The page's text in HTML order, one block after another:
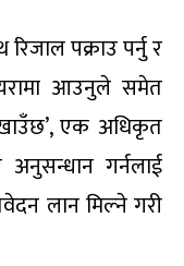
पक्राउ पर्नु र
आउनुले समेत
एक अधिकृत
गर्नलाई
लान मिल्ने गरी